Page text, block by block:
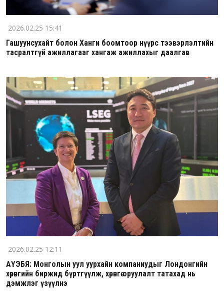
2026.02.25 15:41
Гашуунсухайт болон Ханги боомтоор нүүрс тээвэрлэлтийн
тасралтгүй ажиллагааг хангаж ажиллахыг даалгав
2026.02.25 12:11
АҮЭБЯ: Монголын уул уурхайн компаниудыг Лондонгийн
хөрөнгийн биржид бүртгүүлж, хөрөнгө оруулалт татахад нь
дэмжлэг үзүүлнэ